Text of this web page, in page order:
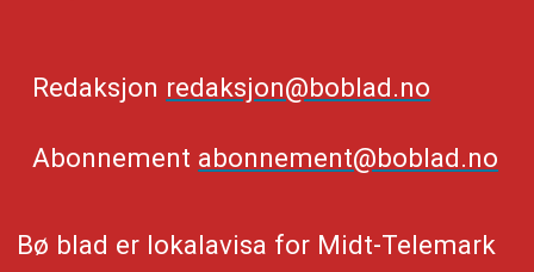
Redaksjon redaksjon@boblad.no
Abonnement abonnement@boblad.no
Bø blad er lokalavisa for Midt-Telemark